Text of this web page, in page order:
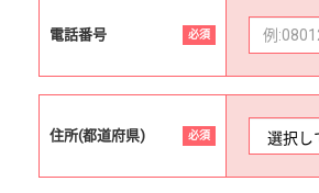
電話番号 必須
住所(都道府県) 必須